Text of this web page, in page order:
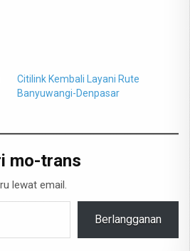
Citilink Kembali Layani Rute
Banyuwangi-Denpasar
mo-trans
lewat email.
Berlangganan